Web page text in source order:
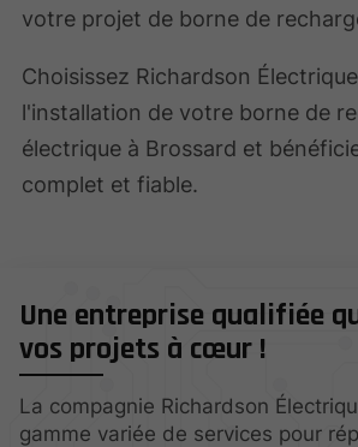
votre projet de borne de
Choisissez Richardson
l'installation de votre borne de
électrique à Brossard et
complet et fiable.
Une entreprise qualifiée
vos projets à cœur !
La compagnie Richardson
gamme variée de services pour